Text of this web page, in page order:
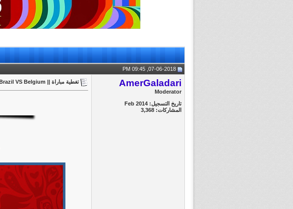
AmerGaladari
Moderator
تاريخ التسجيل: Feb 2014
المشاركات: 3,368
تغطية مباراة || Brazil VS Belgium || كأس العالم 2018 - (Quarter Final)